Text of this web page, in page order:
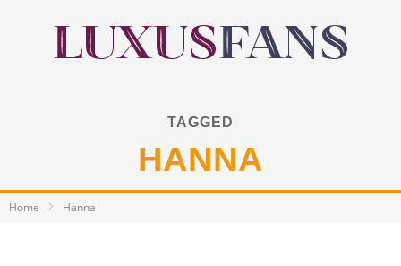
TAGGED
HANNA
Home Hanna